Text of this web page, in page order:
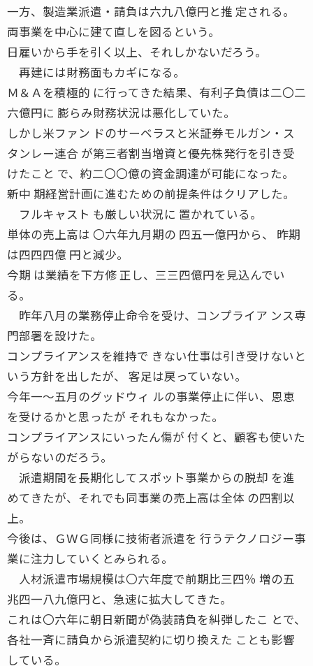
一方、製造業派遣・請負は六九八億円と推 定される。
両事業を中心に建て直しを図るという。
日雇いから手を引く以上、それしかないだろう。
再建には財務面もカギになる。
Ｍ＆Ａを積極的 に行ってきた結果、有利子負債は二〇二
六億円に 膨らみ財務状況は悪化していた。
しかし米ファン ドのサーベラスと米証券モルガン・ス
タンレー連合 が第三者割当増資と優先株発行を引き受
けたこと で、約二〇〇億の資金調達が可能になった。
新中 期経営計画に進むための前提条件はクリアした。
フルキャスト も厳しい状況に 置かれている。
単体の売上高は 〇六年九月期の 四五一億円から、 昨期
は四四四億 円と減少。
今期 は業績を下方修 正し、三三四億円を見込んでい
る。
昨年八月の業務停止命令を受け、コンプライア ンス専
門部署を設けた。
コンプライアンスを維持で きない仕事は引き受けないと
いう方針を出したが、 客足は戻っていない。
今年一〜五月のグッドウィ ルの事業停止に伴い、恩恵
を受けるかと思ったが それもなかった。
コンプライアンスにいったん傷が 付くと、顧客も使いた
がらないのだろう。
派遣期間を長期化してスポット事業からの脱却 を進
めてきたが、それでも同事業の売上高は全体 の四割以
上。
今後は、ＧＷＧ同様に技術者派遣を 行うテクノロジー事
業に注力していくとみられる。
人材派遣市場規模は〇六年度で前期比三四％ 増の五
兆四一八九億円と、急速に拡大してきた。
これは〇六年に朝日新聞が偽装請負を糾弾したこ とで、
各社一斉に請負から派遣契約に切り換えた ことも影響
している。